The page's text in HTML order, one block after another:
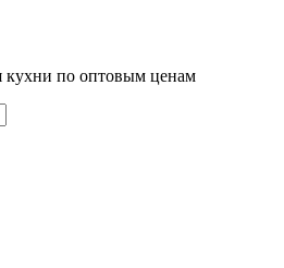
кухни по оптовым ценам